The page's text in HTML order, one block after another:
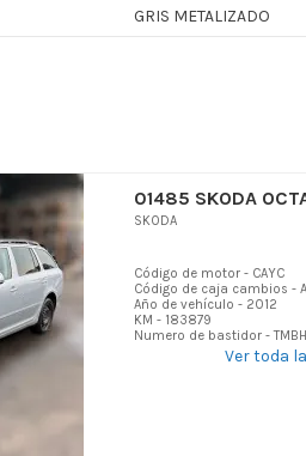
GRIS METALIZADO
01485 SKODA
SKODA
Código de motor - CAYC
Código de caja cambios -
Año de vehículo - 2012
KM - 183879
Numero de bastidor -
Ver toda